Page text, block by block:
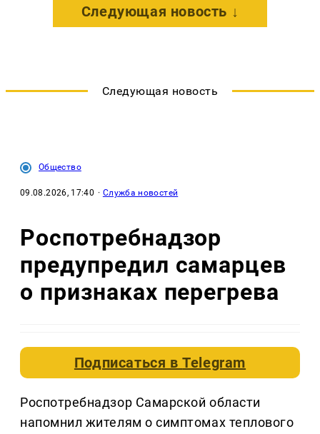
Следующая новость ↓
Следующая новость
Общество
09.08.2026, 17:40 · Служба новостей
Роспотребнадзор
предупредил самарцев
о признаках перегрева
Подписаться вTelegram
Роспотребнадзор Самарской области
напомнил жителям о симптомах теплового